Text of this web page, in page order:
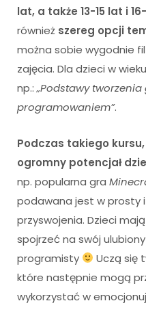
lat, a także 13-15 lat i
również szereg opcji
można sobie wygodnie
zajęcia. Dla dzieci w
np.:„Podstawy tworzenia
programowaniem”.
Podczas takiego
ogromny potencjał
np. popularna gra
podawana jest w prosty
przyswojenia. Dzieci
spojrzeć na swój
programisty
Uczą się
które następnie mogą
wykorzystać w